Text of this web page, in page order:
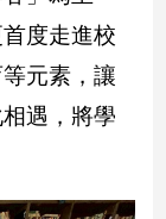
度走進校
元素，讓
遇，將學